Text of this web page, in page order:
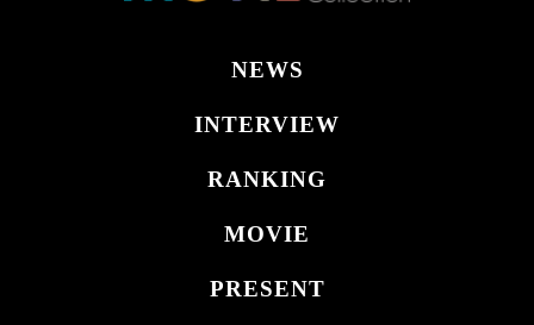
NEWS
INTERVIEW
RANKING
MOVIE
PRESENT